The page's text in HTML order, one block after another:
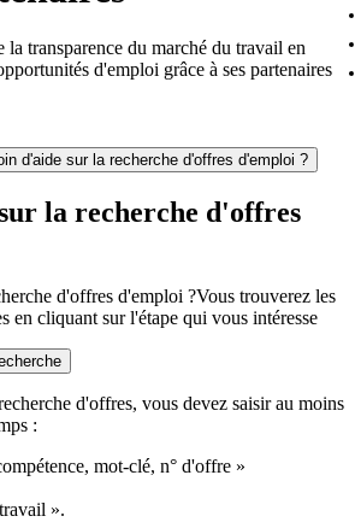
transparence du marché du travail en
d'emploi grâce à ses partenaires
d'aide sur la recherche d'offres d'emploi ?
la recherche d'offres
d'offres d'emploi ?Vous trouverez les
en cliquant sur l'étape qui vous intéresse
d'offres, vous devez saisir au moins
:
mot-clé, n° d'offre »
».